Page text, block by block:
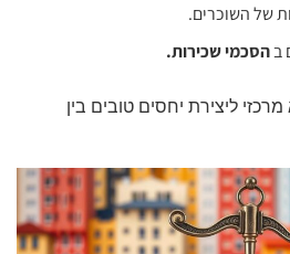
של השוכרים.
בהסכמי שכירות.
ליצירת יחסים טובים בין